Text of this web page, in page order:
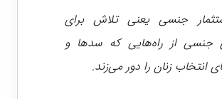
جنسی یعنی تلاش برای
جنسی از راه‌هایی که سدها و
انتخاب زنان را دور می‌زند.